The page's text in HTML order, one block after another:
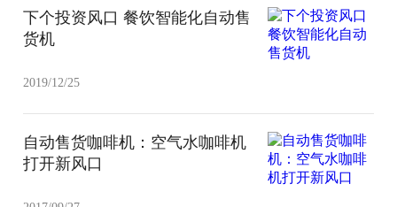
下个投资风口 餐饮智能化自动售
货机
2019/12/25
自动售货咖啡机：空气水咖啡机
打开新风口